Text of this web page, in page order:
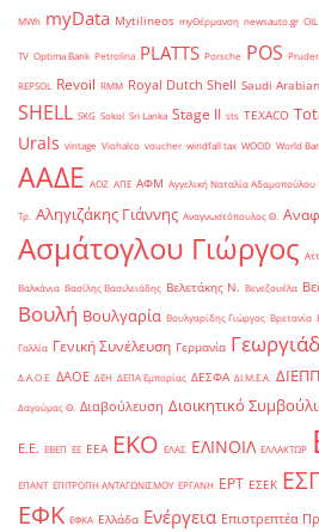
MWh myData Mytilineos myΘέρμανση newsauto.gr
TV Optima Bank Petrolina PLATTS Porsche POS
REPSOL Revoil RMM Royal Dutch Shell Saudi
SHELL SKG Sokol Sri Lanka Stage II sts TEXACO
Urals vintage Viohalco voucher windfall tax WOOD World
ΑΑΔΕ ΑΟΖ ΑΠΕ ΑΦΜ Αγγελική Ναταλία Αδαμοπούλου
Τρ. Αληγιζάκης Γιάννης Αναγνωστόπουλος Θ.
Ασμάτογλου Γιώργος
Βαλκάνια Βασίλης Βασιλειάδης Βελετάκης Ν. Βενεζουέλα
Βουλή Βουλγαρία Βουλγαρίδης Γιώργος Βρετανία
Γαλλία Γενική Συνέλευση Γερμανία
Δ.Α.Ο.Ε. ΔΑΟΕ ΔΕΗ ΔΕΠΑ Εμπορίας ΔΕΣΦΑ ΔΙ.Μ.Ε.Α.
Δαγούμας Θ. Διαβούλευση Διοικητικό
Ε.Ε. ΕΒΕΠ ΕΕ ΕΕΑ ΕΚΟ ΕΛΑΣ ΕΛΙΝΟΙΛ ΕΛΛΑΚΤΩΡ
ΕΠΑΝΤ ΕΠΙΤΡΟΠΗ ΑΝΤΑΓΩΝΙΣΜΟΥ ΕΡΓΑΝΗ ΕΡΤ ΕΣΕΚ
ΕΦΚ ΕΦΚΑ Ελλάδα Ενέργεια Επιστρεπτέα